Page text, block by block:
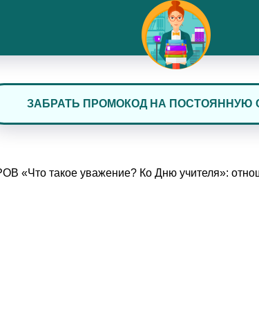
ЗАБРАТЬ ПРОМОКОД НА ПОСТОЯННУЮ
«Что такое уважение? Ко Дню учителя»: